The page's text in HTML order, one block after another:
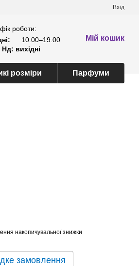
Вхід
роботи:
10:00–19:00
вихідні
Мій кошик
розміри Парфуми
накопичувальної знижки
замовлення